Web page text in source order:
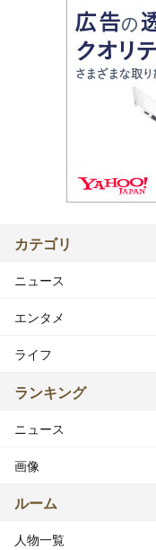
カテゴリ
ニュース
エンタメ
ライフ
ランキング
ニュース
画像
ルーム
人物一覧